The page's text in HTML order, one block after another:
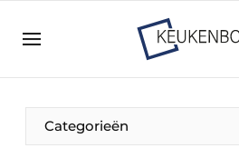
Bedrijven
Bedrijven
Categorieën